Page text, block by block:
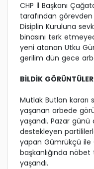
CHP İl Başkanı
tarafından görevden
Disiplin Kuruluna
binasını terk
yeni atanan Utku
gerilim dün gece
BİLDİK GÖRÜNTÜLER
Mutlak Butlan kararı
yaşanan arbede
yaşandı. Pazar
destekleyen
yapan Gümrükçü ile
başkanlığında
yaşandı.